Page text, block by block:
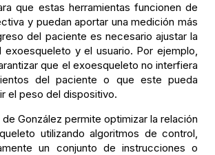
que estas herramientas funcionen de
y puedan aportar una medición más
del paciente es necesario ajustar la
exoesqueleto y el usuario. Por ejemplo,
que el exoesqueleto no interfiera
del paciente o que este pueda
el peso del dispositivo.
González permite optimizar la relación
utilizando algoritmos de control,
un conjunto de instrucciones o